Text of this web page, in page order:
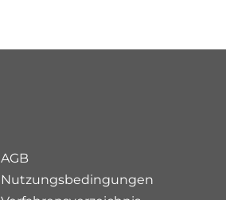
AGB
Nutzungsbedingungen